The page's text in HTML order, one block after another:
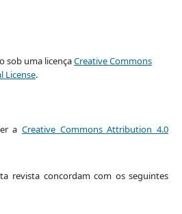
sob uma licençaCreative Commons
License.
aCreative Commons Attribution 4.0
revista concordam com os seguintes